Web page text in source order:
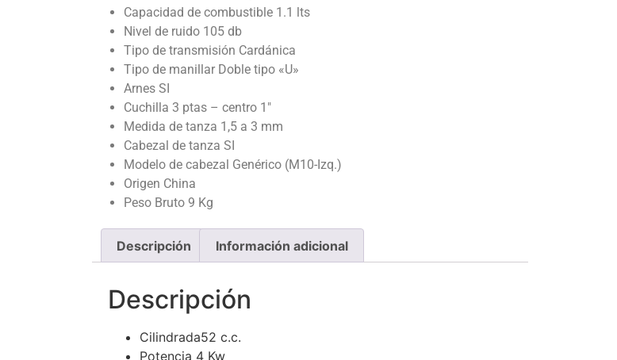
Capacidad de combustible 1.1 lts
Nivel de ruido 105 db
Tipo de transmisión Cardánica
Tipo de manillar Doble tipo «U»
Arnes SI
Cuchilla 3 ptas – centro 1″
Medida de tanza 1,5 a 3 mm
Cabezal de tanza SI
Modelo de cabezal Genérico (M10-Izq.)
Origen China
Peso Bruto 9 Kg
Descripción Información adicional
Descripción
Cilindrada52 c.c.
Potencia 4 Kw